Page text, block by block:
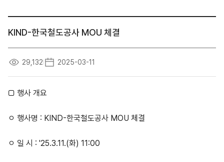
KIND-한국철도공사 MOU 체결
29,132 2025-03-11
□ 행사 개요
ㅇ 행사명 : KIND-한국철도공사 MOU 체결
ㅇ 일 시 : '25.3.11.(화) 11:00